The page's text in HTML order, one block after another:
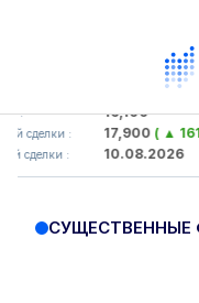
: 16,100
сделки : 17,900( ▲
сделки : 10.08.2026
СУЩЕСТВЕННЫЕ